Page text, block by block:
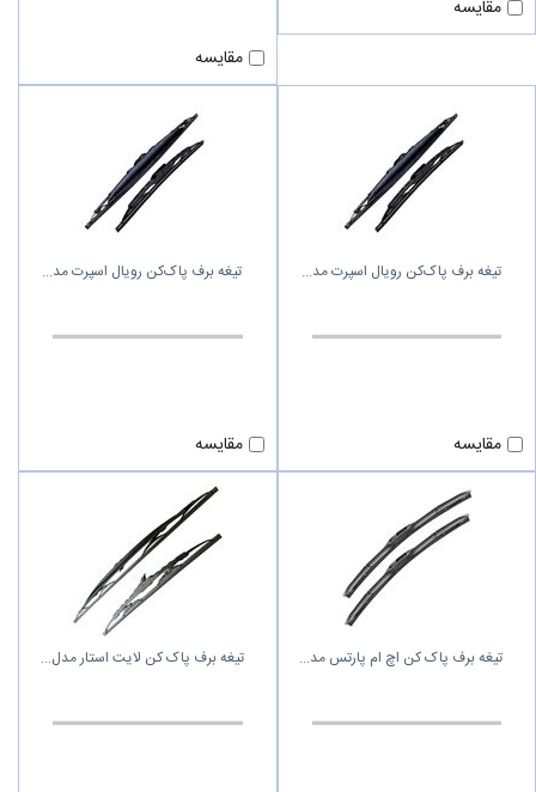
مقایسه
مقایسه
تیغه برف پاک‌کن رویال اسپرت مد
مقایسه
تیغه برف پاک‌کن رویال اسپرت مد
مقایسه
تیغه برف پاک کن اچ ام پارتس مد تیغه برف پاک کن لایت استار مدل